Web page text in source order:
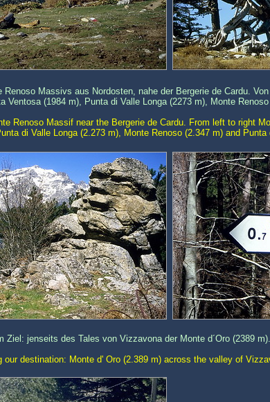
Renoso Massivs aus Nordosten, nahe der Bergerie de Cardu.
Ventosa (1984 m), Punta di Valle Longa (2273 m), Monte
Renoso Massif near the Bergerie de Cardu. From left to right
di Valle Longa (2.273 m), Monte Renoso (2.347 m) and Punta
Ziel: jenseits des Tales von Vizzavona der Monte d´Oro (2389 m).
our destination: Monte d' Oro (2.389 m) across the valley of